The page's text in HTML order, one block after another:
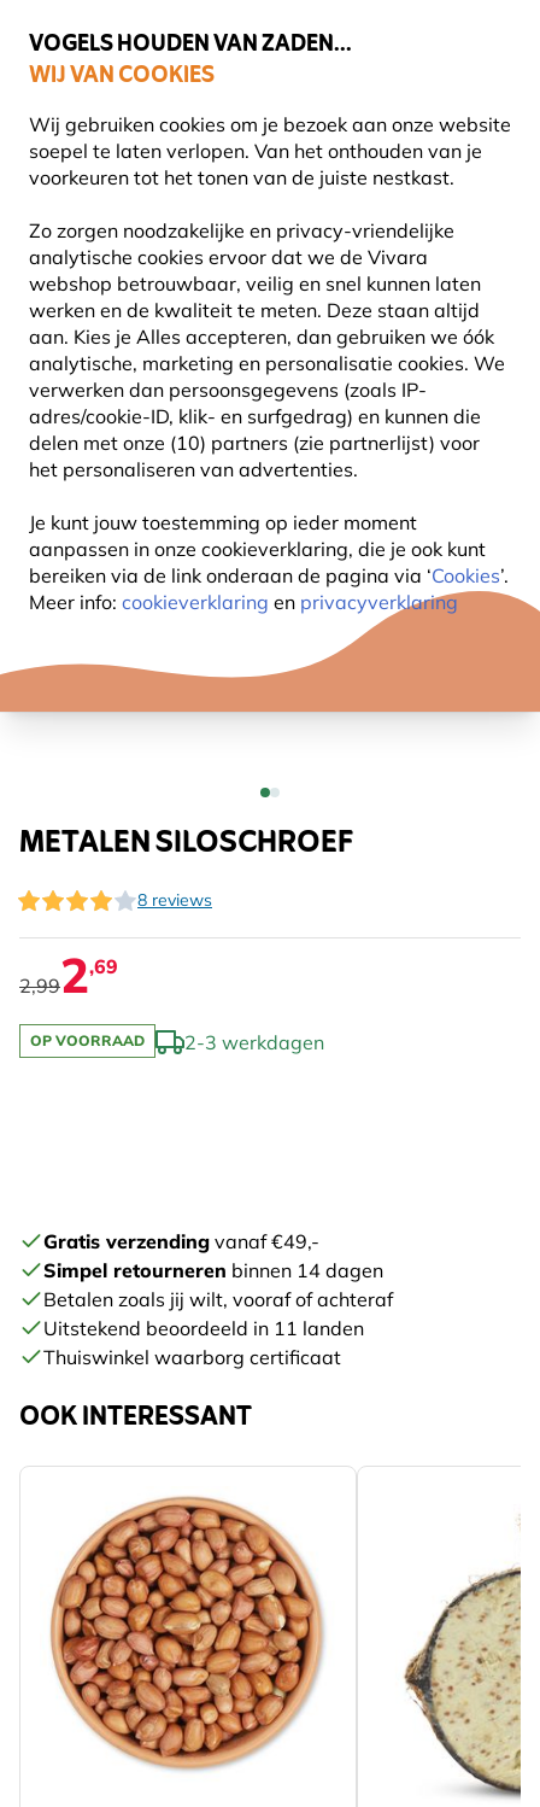
VOGELS HOUDEN VAN ZADEN...
WIJ VAN COOKIES
Wij gebruiken cookies om je bezoek aan onze website
soepel te laten verlopen. Van het onthouden van je
voorkeuren tot het tonen van de juiste nestkast.
Zo zorgen noodzakelijke en privacy-vriendelijke
analytische cookies ervoor dat we de Vivara
webshop betrouwbaar, veilig en snel kunnen laten
werken en de kwaliteit te meten. Deze staan altijd
aan. Kies je Alles accepteren, dan gebruiken we óók
analytische, marketing en personalisatie cookies. We
verwerken dan persoonsgegevens (zoals IP-
adres/cookie-ID, klik- en surfgedrag) en kunnen die
delen met onze (10) partners (zie partnerlijst) voor
het personaliseren van advertenties.
Je kunt jouw toestemming op ieder moment
aanpassen in onze cookieverklaring, die je ook kunt
bereiken via de link onderaan de pagina via ‘Cookies’.
Meer info: cookieverklaring en privacyverklaring
Uitstekend beoordeeld in 11 landen
Gratis thuisbezorgd vanaf €49
10% KORTING
METALEN SILOSCHROEF
8 reviews
2,992,69
OP VOORRAAD 2-3 werkdagen
Gratis verzending vanaf €49,-
Simpel retourneren binnen 14 dagen
Betalen zoals jij wilt, vooraf of achteraf
Uitstekend beoordeeld in 11 landen
Thuiswinkel waarborg certificaat
OOK INTERESSANT